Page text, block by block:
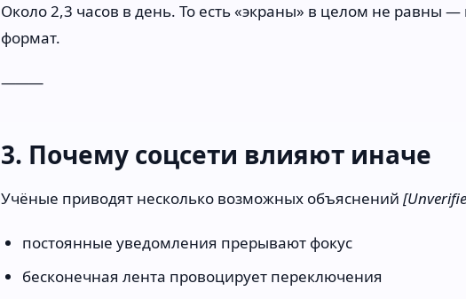
Около 2,3 часов в день. То есть «экраны» в целом не равны
формат.
⸻
3. Почему соцсети влияют иначе
Учёные приводят несколько возможных объяснений
постоянные уведомления прерывают фокус
бесконечная лента провоцирует переключения